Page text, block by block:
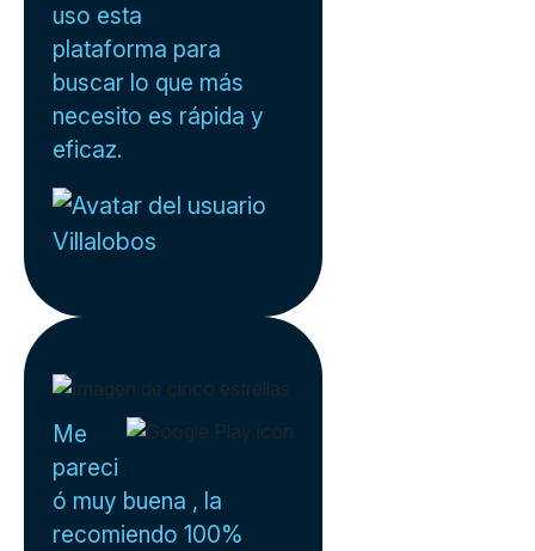
uso esta
plataforma para
buscar lo que más
necesito es rápida y
eficaz.
Villalobos
Me
pareci
ó muy buena , la
recomiendo 100%